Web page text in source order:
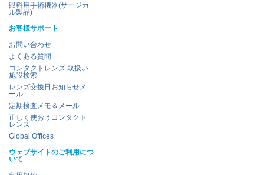
眼科用手術機器(サージカ
ル製品)
お客様サポート
お問い合わせ
よくある質問
コンタクトレンズ 取扱い
施設検索
レンズ交換日お知らせメ
ール
定期検査メモ＆メール
正しく使おうコンタクト
レンズ
Global Offices
ウェブサイトのご利用につ
いて